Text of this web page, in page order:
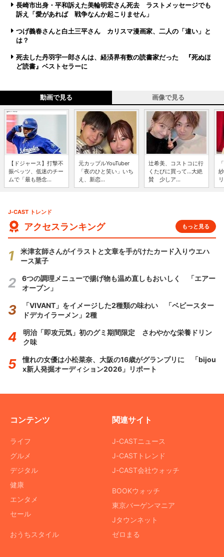
長崎市出身・平和訴えた美輪明宏さん死去 ラストメッセージでも
訴え「愛があれば 戦争なんか起こりません」
つげ義春さんと白土三平さん カリスマ漫画家、二人の「違い」と
は？
死去した丹羽宇一郎さんは、経済界有数の読書家だった 『死ぬほ
ど読書』ベストセラーに
動画で見る 画像で見る
【ドジャース】打撃不
振ベッツ、低迷のチー
ムで「最も懸念...
元カップルYouTuber
「夜のひと笑い」いち
え、新恋...
辻希美、コストコに行
くたびに買って...大絶
賛 少しア...
J-CAST トレンド
アクセスランキング もっと見る
米津玄師さんがイラストと文章を手がけたカード入りウエハ
ース菓子
6つの調理メニューで揚げ物も温め直しもおいしく 「エアー
オーブン」
「VIVANT」をイメージした2種類の味わい 「ベビースター
ドデカイラーメン」2種
明治「即攻元気」初のグミ期間限定 さわやかな栄養ドリン
ク味
憧れの女優は小松菜奈、大阪の16歳がグランプリに 「bijou
x新人発掘オーディション2026」リポート
コンテンツ
ライフ
グルメ
デジタル
健康
エンタメ
セール
おうちスタイル
関連サイト
J-CASTニュース
J-CASTトレンド
J-CAST会社ウォッチ
BOOKウォッチ
東京バーゲンマニア
Jタウンネット
ゼロまる